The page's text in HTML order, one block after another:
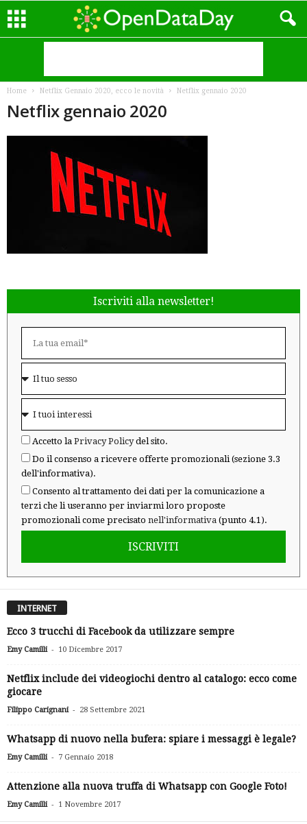
Home Netflix Gennaio 2020, ecco le novità Netflix gennaio 2020
Netflix gennaio 2020
Iscriviti alla newsletter!
Accetto la Privacy Policydel sito.
Do il consenso a ricevere offerte promozionali (sezione 3.3
dell'informativa).
Consento al trattamento dei dati per la comunicazione a
terzi che li useranno per inviarmi loro proposte
promozionali come precisato nell'informativa (punto 4.1).
ISCRIVITI
INTERNET
Ecco 3 trucchi di Facebook da utilizzare sempre
Emy Camilli - 10 Dicembre 2017
Netflix include dei videogiochi dentro al catalogo: ecco come
giocare
Filippo Carignani - 28 Settembre 2021
Whatsapp di nuovo nella bufera: spiare i messaggi è legale?
Emy Camilli - 7 Gennaio 2018
Attenzione alla nuova truffa di Whatsapp con Google Foto!
Emy Camilli - 1 Novembre 2017